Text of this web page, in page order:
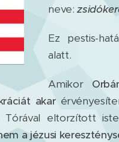
neve:
Ez pestis-
alatt.
Amikor
akar
Tórával eltorzított
a jézusi